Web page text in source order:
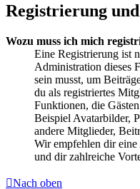
Registrierung
Wozu muss ich mich
Eine Registrierung ist
Administration dieses
sein musst, um
du als registriertes
Funktionen, die
Beispiel Avatarbilder,
andere Mitglieder,
Wir empfehlen dir
und dir zahlreiche
Nach oben